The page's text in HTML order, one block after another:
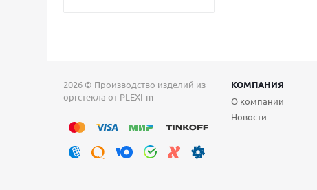
2026 © Производство изделий из
оргстекла от PLEXI-m
КОМПАНИЯ
О компании
Новости